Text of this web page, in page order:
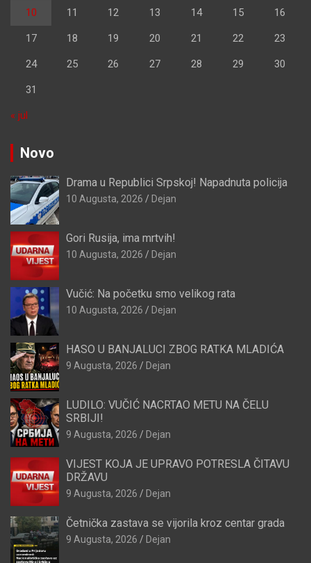
10 11 12 13 14 15 16
17 18 19 20 21 22 23
24 25 26 27 28 29 30
31
« jul
Novo
Drama u Republici Srpskoj! Napadnuta policija
10 Augusta, 2026 Dejan
Gori Rusija, ima mrtvih!
10 Augusta, 2026 Dejan
Vučić: Na početku smo velikog rata
10 Augusta, 2026 Dejan
HASO U BANJALUCI ZBOG RATKA MLADIĆA
9 Augusta, 2026 Dejan
LUDILO: VUČIĆ NACRTAO METU NA ČELU
SRBIJI!
9 Augusta, 2026 Dejan
VIJEST KOJA JE UPRAVO POTRESLA ČITAVU
DRŽAVU
9 Augusta, 2026 Dejan
Četnička zastava se vijorila kroz centar grada
9 Augusta, 2026 Dejan